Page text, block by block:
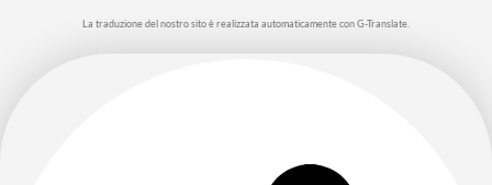
La traduzione del nostro sito è realizzata automaticamente con G-Translate.